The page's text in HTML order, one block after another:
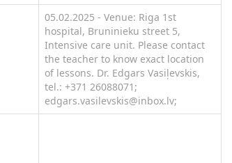
05.02.2025 - Venue: Riga 1st
hospital, Bruninieku street 5,
Intensive care unit. Please contact
the teacher to know exact location
of lessons. Dr. Edgars Vasiļevskis,
tel.: +371 26088071;
edgars.vasilevskis@inbox.lv;